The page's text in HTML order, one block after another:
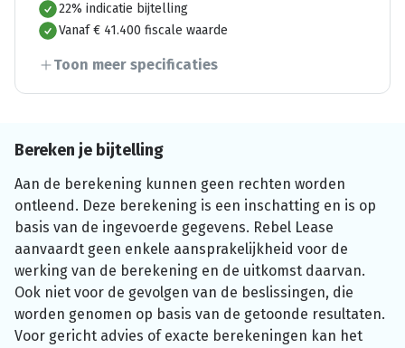
22% indicatie bijtelling
Vanaf € 41.400 fiscale waarde
Toon meer specificaties
Bereken je bijtelling
Aan de berekening kunnen geen rechten worden
ontleend. Deze berekening is een inschatting en is op
basis van de ingevoerde gegevens. Rebel Lease
aanvaardt geen enkele aansprakelijkheid voor de
werking van de berekening en de uitkomst daarvan.
Ook niet voor de gevolgen van de beslissingen, die
worden genomen op basis van de getoonde resultaten.
Voor gericht advies of exacte berekeningen kan het